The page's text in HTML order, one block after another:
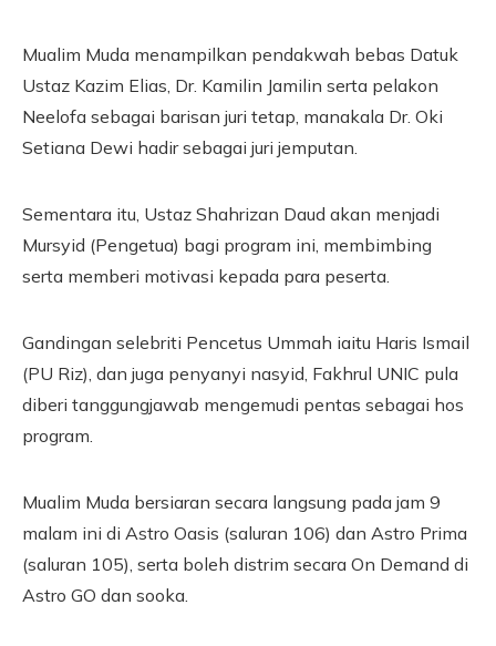
Mualim Muda menampilkan pendakwah bebas Datuk
Ustaz Kazim Elias, Dr. Kamilin Jamilin serta pelakon
Neelofa sebagai barisan juri tetap, manakala Dr. Oki
Setiana Dewi hadir sebagai juri jemputan.
Sementara itu, Ustaz Shahrizan Daud akan menjadi
Mursyid (Pengetua) bagi program ini, membimbing
serta memberi motivasi kepada para peserta.
Gandingan selebriti Pencetus Ummah iaitu Haris Ismail
(PU Riz), dan juga penyanyi nasyid, Fakhrul UNIC pula
diberi tanggungjawab mengemudi pentas sebagai hos
program.
Mualim Muda bersiaran secara langsung pada jam 9
malam ini di Astro Oasis (saluran 106) dan Astro Prima
(saluran 105), serta boleh distrim secara On Demand di
Astro GO dan sooka.